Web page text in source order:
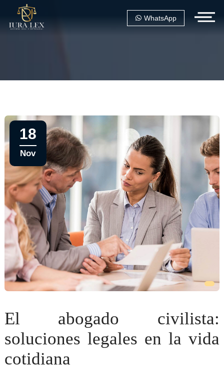
WhatsApp
18
Nov
El abogado civilista:
soluciones legales en la vida
cotidiana